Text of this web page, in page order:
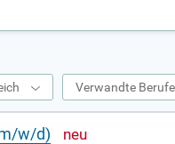
Verwandte Berufe
w/d)